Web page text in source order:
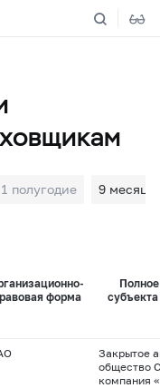
1 полугодие 9
форма
Закрытое
общество
компания